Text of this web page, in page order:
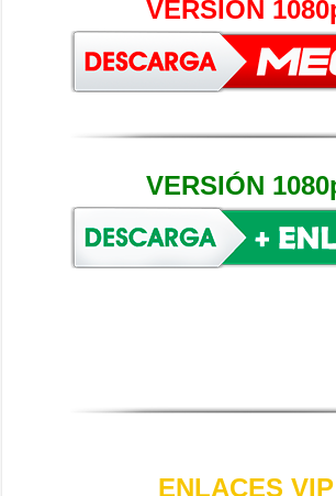
VERSIÓN
VERSIÓN
ENLACES VIP